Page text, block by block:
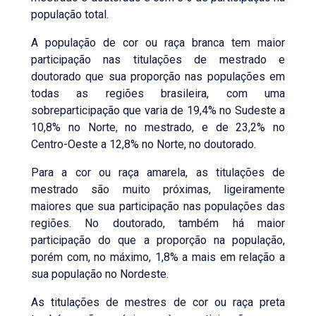
população total.
A população de cor ou raça branca tem maior
participação nas titulações de mestrado e
doutorado que sua proporção nas populações em
todas as regiões brasileira, com uma
sobreparticipação que varia de 19,4% no Sudeste a
10,8% no Norte, no mestrado, e de 23,2% no
Centro-Oeste a 12,8% no Norte, no doutorado.
Para a cor ou raça amarela, as titulações de
mestrado são muito próximas, ligeiramente
maiores que sua participação nas populações das
regiões. No doutorado, também há maior
participação do que a proporção na população,
porém com, no máximo, 1,8% a mais em relação a
sua população no Nordeste.
As titulações de mestres de cor ou raça preta